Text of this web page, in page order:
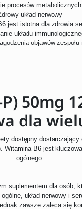
procesów metabolicznych
układ nerwowy
jest istotna dla zdrowia
układu
objawów
50mg
dla
dostępny
Witamina B6 jest
ogólnego.
suplementem dla osób,
układ nerwowy i
zawsze zaleca się